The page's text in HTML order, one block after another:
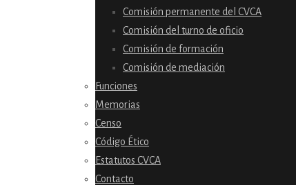
Comisión permanente del CVCA
Comisión del turno de oficio
Comisión de formación
Comisión de mediación
Funciones
Memorias
Censo
Código Ético
Estatutos CVCA
Contacto